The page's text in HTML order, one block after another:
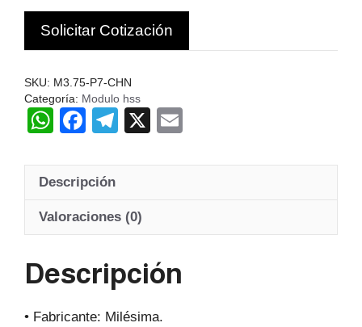
Z55-
134
Hss
Solicitar Cotización
SKU: M3.75-P7-CHN
Categoría: Modulo hss
W
at
A
p
F
c
b
o
T
e
a
X
ail
Descripción
Valoraciones (0)
Descripción
• Fabricante: Milésima.